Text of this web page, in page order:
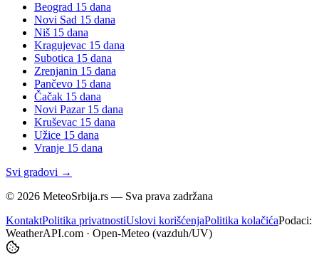
Beograd 15 dana
Novi Sad 15 dana
Niš 15 dana
Kragujevac 15 dana
Subotica 15 dana
Zrenjanin 15 dana
Pančevo 15 dana
Čačak 15 dana
Novi Pazar15 dana
Kruševac 15 dana
Užice 15 dana
Vranje 15 dana
Svi gradovi →
© 2026 MeteoSrbija.rs — Sva prava zadržana
KontaktPolitika privatnostiUslovi korišćenjaPolitika kolačićaPodaci:
WeatherAPI.com · Open-Meteo (vazduh/UV)